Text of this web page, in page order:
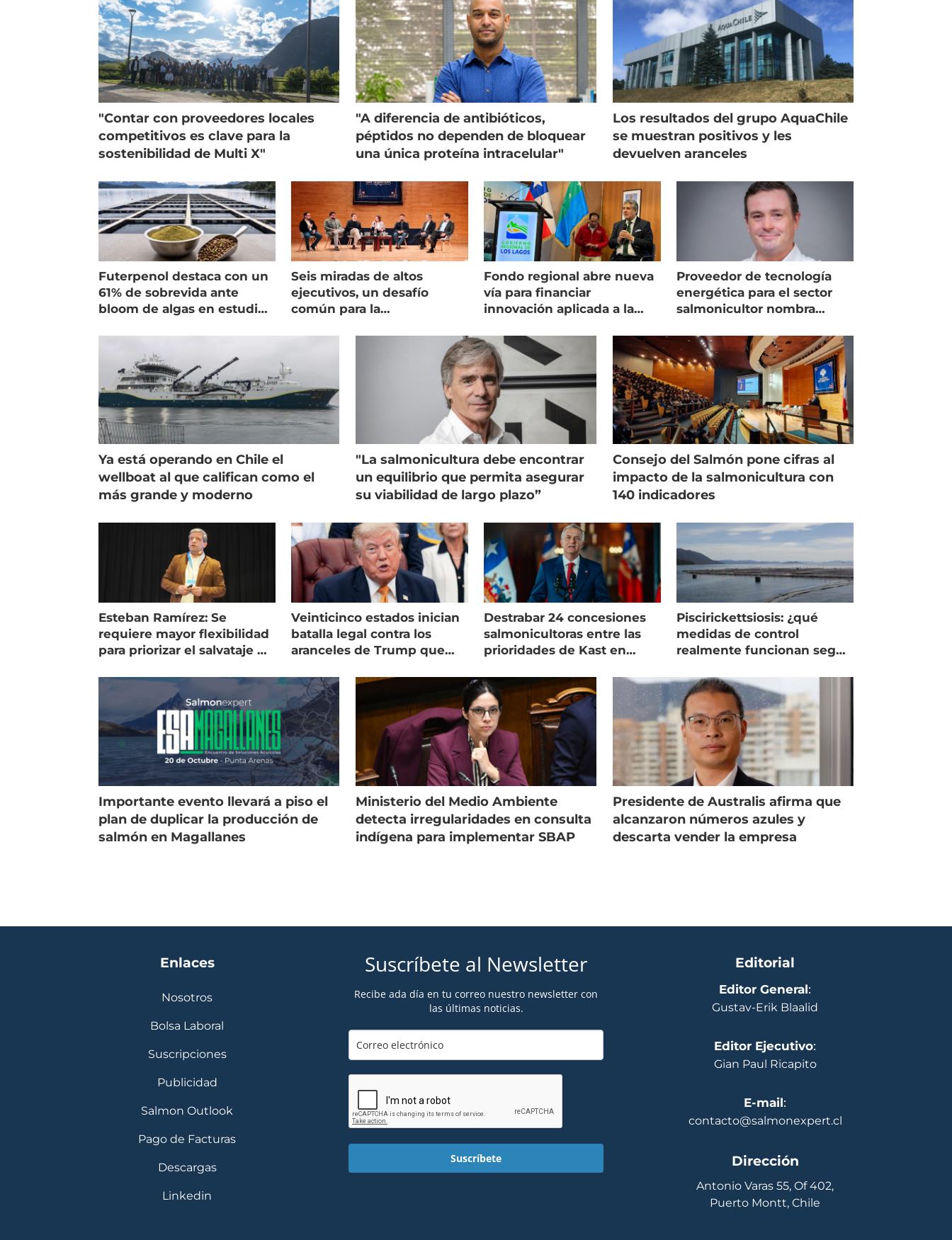
"Contar con proveedores locales
competitivos es clave para la
sostenibilidad de Multi X"
"A diferencia de antibióticos,
péptidos no dependen de bloquear
una única proteína intracelular"
Los resultados del grupo AquaChile
se muestran positivos y les
devuelven aranceles
Futerpenol destaca con un
61% de sobrevida ante
bloom de algas en estudio
Seis miradas de altos
ejecutivos, un desafío
común para la
Fondo regional abre nueva
vía para financiar
innovación aplicada a la
Proveedor de tecnología
energética para el sector
salmonicultor nombra
Ya está operando en Chile el
wellboat al que califican como el
más grande y moderno
"La salmonicultura debe encontrar
un equilibrio que permita asegurar
su viabilidad de largo plazo”
Consejo del Salmón pone cifras al
impacto de la salmonicultura con
140 indicadores
Esteban Ramírez: Se
requiere mayor flexibilidad
para priorizar el salvataje de
Veinticinco estados inician
batalla legal contra los
aranceles de Trump que
Destrabar 24 concesiones
salmonicultoras entre las
prioridades de Kast en
Piscirickettsiosis: ¿qué
medidas de control
realmente funcionan según
Importante evento llevará a piso el
plan de duplicar la producción de
salmón en Magallanes
Ministerio del Medio Ambiente
detecta irregularidades en consulta
indígena para implementar SBAP
Presidente de Australis afirma que
alcanzaron números azules y
descarta vender la empresa
Enlaces
Nosotros
Bolsa Laboral
Suscripciones
Publicidad
Salmon Outlook
Pago de Facturas
Descargas
Linkedin
Suscríbete al Newsletter
Recibe ada día en tu correo nuestro newsletter con
las últimas noticias.
Suscríbete
Editorial
Editor General:
Gustav-Erik Blaalid
Editor Ejecutivo:
Gian Paul Ricapito
E-mail:
contacto@salmonexpert.cl
Dirección
Antonio Varas 55, Of 402,
Puerto Montt, Chile